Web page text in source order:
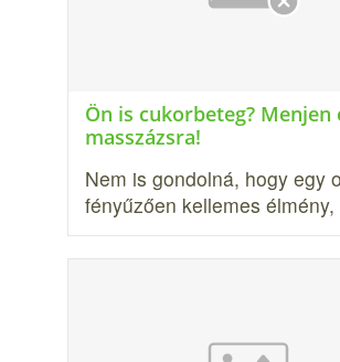
Ön is cukorbeteg? Menjen
masszázsra!
Nem is gondolná, hogy egy
fényűzően kellemes